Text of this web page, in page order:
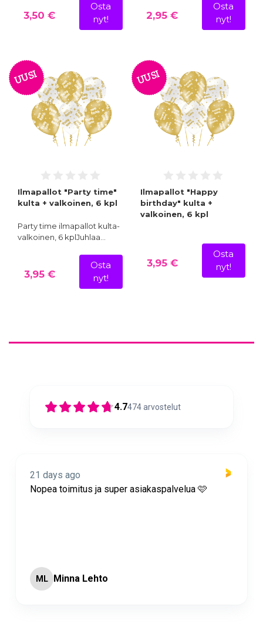
3,50 €
Osta
nyt!
2,95 €
Osta
nyt!
UUSI
Ilmapallot "Party time"
kulta + valkoinen, 6 kpl
Party time ilmapallot kulta-
valkoinen, 6 kplJuhlaa…
3,95 €
Osta
nyt!
UUSI
Ilmapallot "Happy
birthday" kulta +
valkoinen, 6 kpl
3,95 €
Osta
nyt!
4.7474arvostelut
21 days ago
Nopea toimitus ja super asiakaspalvelua 🩷
ML Minna Lehto